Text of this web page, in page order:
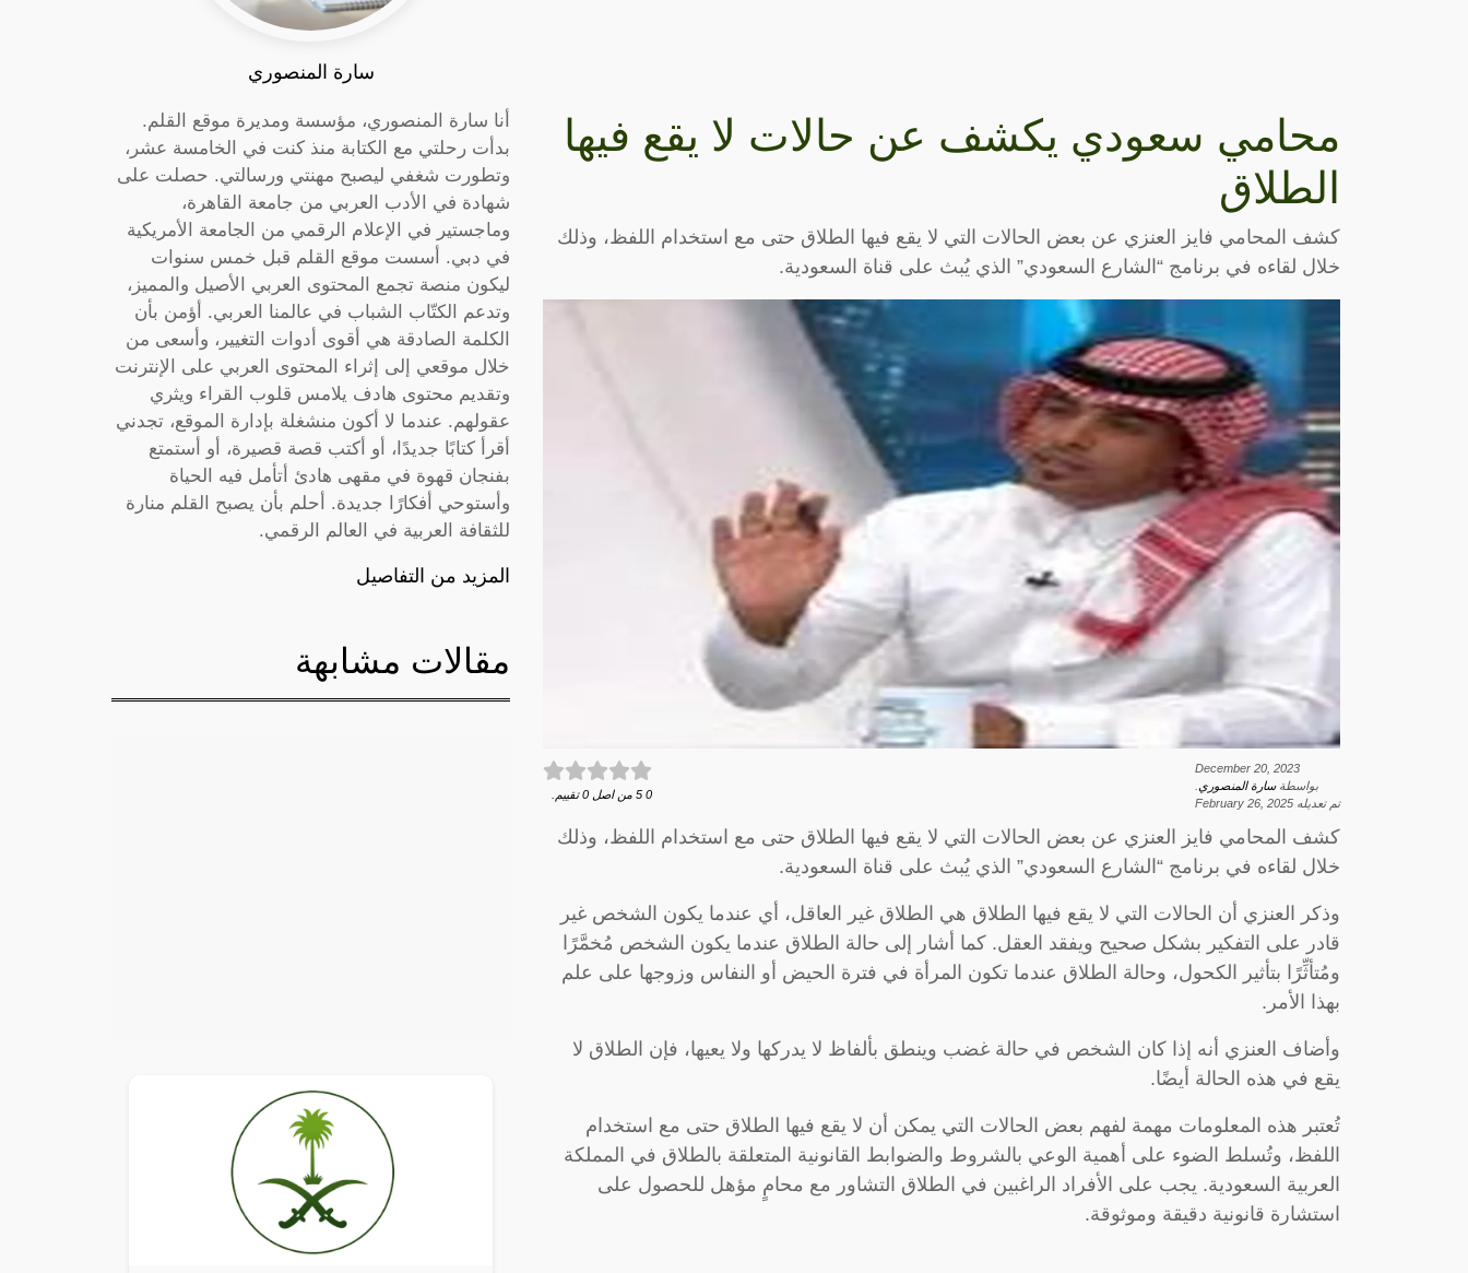
محامي سعودي يكشف عن حالات لا يقع فيها
الطلاق
كشف المحامي فايز العنزي عن بعض الحالات التي لا يقع فيها الطلاق حتى مع استخدام اللفظ، وذلك
خلال لقاءه في برنامج “الشارع السعودي” الذي يُبث على قناة السعودية.
December 20, 2023
بواسطةسارة المنصوري
تم تعديله February 26, 2025
0
5 من اصل 0 تقييم.
كشف المحامي فايز العنزي عن بعض الحالات التي لا يقع فيها الطلاق حتى مع استخدام اللفظ، وذلك
خلال لقاءه في برنامج “الشارع السعودي” الذي يُبث على قناة السعودية.
وذكر العنزي أن الحالات التي لا يقع فيها الطلاق هي الطلاق غير العاقل، أي عندما يكون الشخص غير
قادر على التفكير بشكل صحيح ويفقد العقل. كما أشار إلى حالة الطلاق عندما يكون الشخص مُخمَّرًا
ومُتأثِّرًا بتأثير الكحول، وحالة الطلاق عندما تكون المرأة في فترة الحيض أو النفاس وزوجها على علم
بهذا الأمر.
وأضاف العنزي أنه إذا كان الشخص في حالة غضب وينطق بألفاظ لا يدركها ولا يعيها، فإن الطلاق لا
يقع في هذه الحالة أيضًا.
تُعتبر هذه المعلومات مهمة لفهم بعض الحالات التي يمكن أن لا يقع فيها الطلاق حتى مع استخدام
اللفظ، وتُسلط الضوء على أهمية الوعي بالشروط والضوابط القانونية المتعلقة بالطلاق في المملكة
العربية السعودية. يجب على الأفراد الراغبين في الطلاق التشاور مع محامٍ مؤهل للحصول على
استشارة قانونية دقيقة وموثوقة.
سارة المنصوري
أنا سارة المنصوري، مؤسسة ومديرة موقع القلم.
بدأت رحلتي مع الكتابة منذ كنت في الخامسة عشر،
وتطورت شغفي ليصبح مهنتي ورسالتي. حصلت على
شهادة في الأدب العربي من جامعة القاهرة،
وماجستير في الإعلام الرقمي من الجامعة الأمريكية
في دبي. أسست موقع القلم قبل خمس سنوات
ليكون منصة تجمع المحتوى العربي الأصيل والمميز،
وتدعم الكتّاب الشباب في عالمنا العربي. أؤمن بأن
الكلمة الصادقة هي أقوى أدوات التغيير، وأسعى من
خلال موقعي إلى إثراء المحتوى العربي على الإنترنت
وتقديم محتوى هادف يلامس قلوب القراء ويثري
عقولهم. عندما لا أكون منشغلة بإدارة الموقع، تجدني
أقرأ كتابًا جديدًا، أو أكتب قصة قصيرة، أو أستمتع
بفنجان قهوة في مقهى هادئ أتأمل فيه الحياة
وأستوحي أفكارًا جديدة. أحلم بأن يصبح القلم منارة
للثقافة العربية في العالم الرقمي.
المزيد من التفاصيل
مقالات مشابهة